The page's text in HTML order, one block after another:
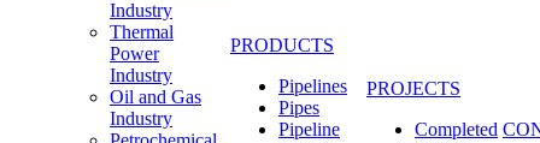
Industry
Thermal
Power
Industry
Oil and Gas
Industry
PRODUCTS
Pipelines
Pipes
Pipeline
PROJECTS
Completed